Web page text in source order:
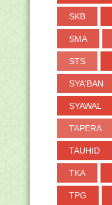
SKB
SMA
STS
SYA'BAN
SYAWAL
TAPERA
TAUHID
TKA
TPG